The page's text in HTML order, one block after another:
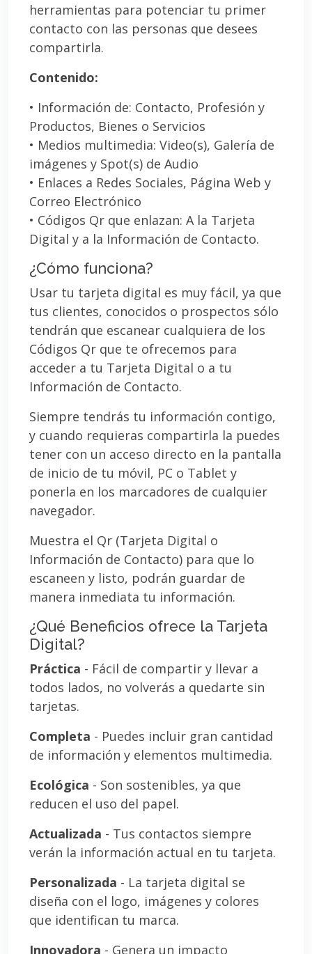
herramientas para potenciar tu primer
contacto con las personas que desees
compartirla.
Contenido:
• Información de: Contacto, Profesión y
Productos, Bienes o Servicios
• Medios multimedia: Video(s), Galería de
imágenes y Spot(s) de Audio
• Enlaces a Redes Sociales, Página Web y
Correo Electrónico
• Códigos Qr que enlazan: A la Tarjeta
Digital y a la Información de Contacto.
¿Cómo funciona?
Usar tu tarjeta digital es muy fácil, ya que
tus clientes, conocidos o prospectos sólo
tendrán que escanear cualquiera de los
Códigos Qr que te ofrecemos para
acceder a tu Tarjeta Digital o a tu
Información de Contacto.
Siempre tendrás tu información contigo,
y cuando requieras compartirla la puedes
tener con un acceso directo en la pantalla
de inicio de tu móvil, PC o Tablet y
ponerla en los marcadores de cualquier
navegador.
Muestra el Qr (Tarjeta Digital o
Información de Contacto) para que lo
escaneen y listo, podrán guardar de
manera inmediata tu información.
¿Qué Beneficios ofrece la Tarjeta
Digital?
Práctica - Fácil de compartir y llevar a
todos lados, no volverás a quedarte sin
tarjetas.
Completa - Puedes incluir gran cantidad
de información y elementos multimedia.
Ecológica - Son sostenibles, ya que
reducen el uso del papel.
Actualizada - Tus contactos siempre
verán la información actual en tu tarjeta.
Personalizada - La tarjeta digital se
diseña con el logo, imágenes y colores
que identifican tu marca.
Innovadora - Genera un impacto